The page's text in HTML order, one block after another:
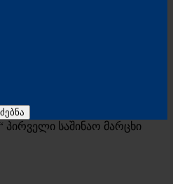
პირველი საშინაო მარცხი